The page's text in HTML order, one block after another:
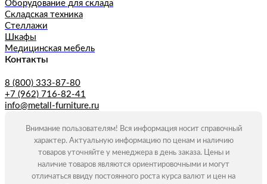
Оборудование для склада
Складская техника
Стеллажи
Шкафы
Медицинская мебель
Контакты
8 (800) 333-87-80
+7 (962) 716-82-41
info@metall-furniture.ru
Внимание пользователям! Вся информация носит справочный
характер. Актуальную информацию по ценам и наличию
товаров уточняйте у менеджера в день заказа. Цены и
наличие товаров являются ориентировочными и могут
отличаться ввиду постоянного роста курса валют и цен на